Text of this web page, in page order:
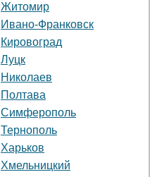
Житомир
Ивано-Франковск
Кировоград
Луцк
Николаев
Полтава
Симферополь
Тернополь
Харьков
Хмельницкий